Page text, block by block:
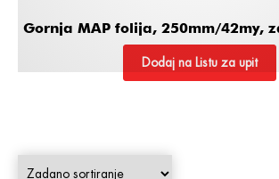
Gornja MAP folija, 250mm/42my,
Dodaj na Listu za upit